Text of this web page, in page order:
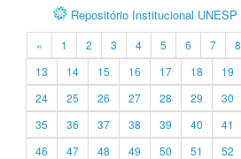
Repositório Institucional UNESP
« 1 2 3 4 5 6 7 8
13
14 15 16 17 18 19
24
25 26 27 28 29 30
35
36 37 38 39 40 41
46
47 48 49 50 51 52